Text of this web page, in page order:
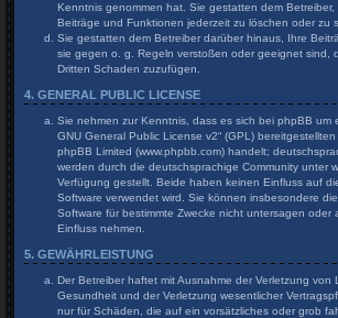
Kenntnis genommen hat. Sie gestatten dem Betreiber,
Beiträge und Funktionen jederzeit zu löschen oder zu
Sie gestatten dem Betreiber darüber hinaus, Ihre
sie gegen o. g. Regeln verstoßen oder geeignet sind,
Dritten Schaden zuzufügen.
4. GENERAL PUBLIC LICENSE
Sie nehmen zur Kenntnis, dass es sich bei phpBB um
GNU General Public License v2“ (GPL)
phpBB Limited (www.phpbb.com) handelt;
werden durch die deutschsprachige Community unter
Verfügung gestellt. Beide haben keinen Einfluss auf
Software verwendet wird. Sie können insbesondere
Software für bestimmte Zwecke nicht untersagen oder
Einfluss nehmen.
5. GEWÄHRLEISTUNG
Der Betreiber haftet mit Ausnahme der Verletzung von
Gesundheit und der Verletzung wesentlicher
nur für Schäden, die auf ein vorsätzliches oder grob